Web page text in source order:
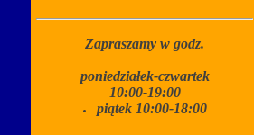
Zapraszamy w godz.
poniedziałek-czwartek
10:00-19:00
piątek 10:00-18:00